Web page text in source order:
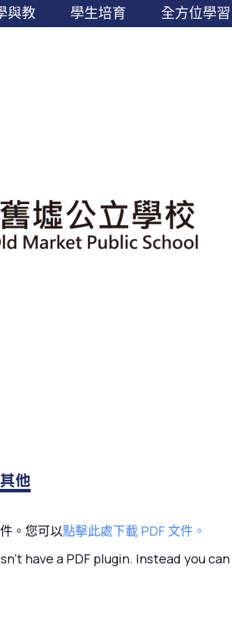
與教 學生培育 全方位學習
他
。您可以點擊此處下載 PDF 文件。
have a PDF plugin. Instead you can